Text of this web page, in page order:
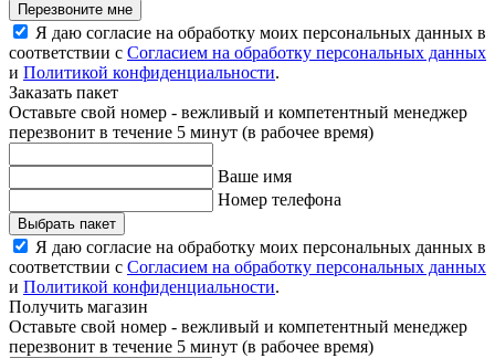
Перезвоните мне
Я даю согласие на обработку моих персональных данных в
соответствии с Согласием на обработку персональных данных
и Политикой конфиденциальности.
Заказать пакет
Оставьте свой номер - вежливый и компетентный менеджер
перезвонит в течение 5 минут (в рабочее время)
Ваше имя
Номер телефона
Выбрать пакет
Я даю согласие на обработку моих персональных данных в
соответствии с Согласием на обработку персональных данных
и Политикой конфиденциальности.
Получить магазин
Оставьте свой номер - вежливый и компетентный менеджер
перезвонит в течение 5 минут (в рабочее время)